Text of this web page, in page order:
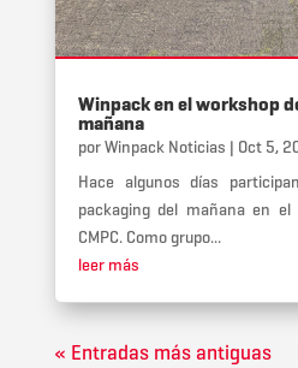
Winpack en el workshop
mañana
porWinpack Noticias | Oct 5,
Hace algunos días
packaging del mañana en
CMPC. Como grupo...
leer más
« Entradas más antiguas